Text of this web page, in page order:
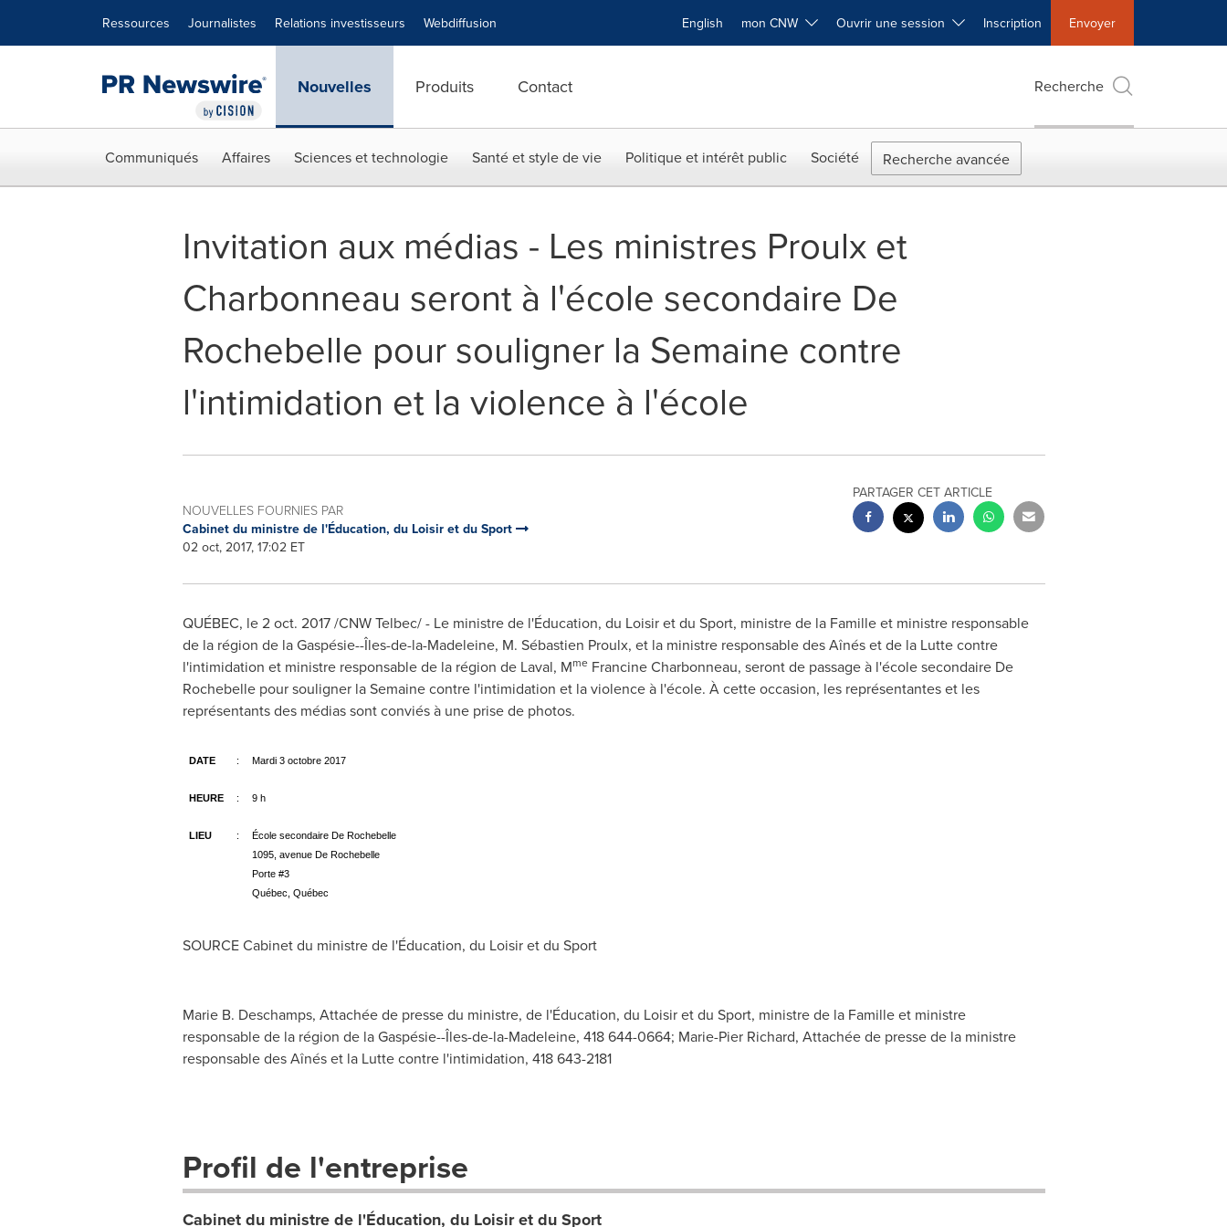
Ressources Journalistes Relations investisseurs Webdiffusion English mon CNW Ouvrir une session Inscription Envoyer
Nouvelles Produits Contact Recherche
Communiqués Affaires Sciences et technologie Santé et style de vie Politique et intérêt public Société Recherche avancée
Invitation aux médias - Les ministres Proulx et
Charbonneau seront à l'école secondaire De
Rochebelle pour souligner la Semaine contre
l'intimidation et la violence à l'école
NOUVELLES FOURNIES PAR
Cabinet du ministre de l'Éducation, du Loisir et du Sport
02 oct, 2017, 17:02 ET
PARTAGER CET ARTICLE
QUÉBEC, le2 oct. 2017/CNW Telbec/ - Le ministre de l'Éducation, du Loisir et du Sport, ministre de la Famille et ministre responsable
de la région de la Gaspésie--Îles-de-la-Madeleine, M. Sébastien Proulx, et la ministre responsable des Aînés et de la Lutte contre
l'intimidation et ministre responsable de la région de Laval, MmeFrancine Charbonneau, seront de passage à l'école secondaire De
Rochebelle pour souligner la Semaine contre l'intimidation et la violence à l'école. À cette occasion, les représentantes et les
représentants des médias sont conviés à une prise de photos.
DATE : Mardi 3 octobre 2017
HEURE : 9 h
LIEU :
École secondaire De Rochebelle
1095, avenue De Rochebelle
Porte #3
Québec, Québec
SOURCE Cabinet du ministre de l'Éducation, du Loisir et du Sport
Marie B. Deschamps, Attachée de presse du ministre, de l'Éducation, du Loisir et du Sport, ministre de la Famille et ministre
responsable de la région de la Gaspésie--Îles-de-la-Madeleine, 418 644-0664; Marie-Pier Richard, Attachée de presse de la ministre
responsable des Aînés et la Lutte contre l'intimidation, 418 643-2181
Profil de l'entreprise
Cabinet du ministre de l'Éducation, du Loisir et du Sport